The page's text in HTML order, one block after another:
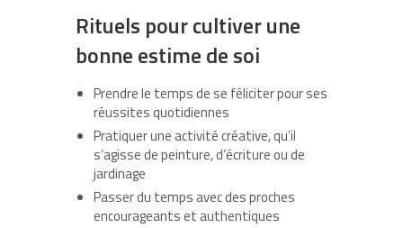
Rituels pour cultiver une
bonne estime de soi
Prendre le temps de se féliciter pour ses
réussites quotidiennes
Pratiquer une activité créative, qu’il
s’agisse de peinture, d’écriture ou de
jardinage
Passer du temps avec des proches
encourageants et authentiques